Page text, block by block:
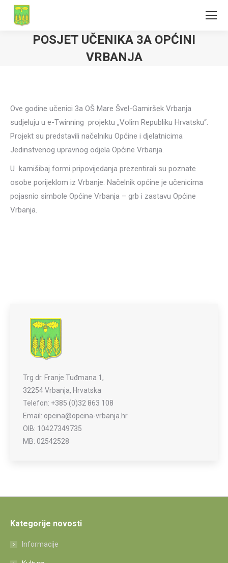
POSJET UČENIKA 3A OPĆINI
VRBANJA
Ove godine učenici 3a OŠ Mare Švel-Gamiršek Vrbanja
sudjeluju u e-Twinning projektu „Volim Republiku Hrvatsku“.
Projekt su predstavili načelniku Općine i djelatnicima
Jedinstvenog upravnog odjela Općine Vrbanja.
U kamišibaj formi pripovijedanja prezentirali su poznate
osobe porijeklom iz Vrbanje. Načelnik općine je učenicima
pojasnio simbole Općine Vrbanja – grb i zastavu Općine
Vrbanja.
Trg dr. Franje Tuđmana 1,
32254 Vrbanja, Hrvatska
Telefon: +385 (0)32 863 108
Email: opcina@opcina-vrbanja.hr
OIB: 10427349735
MB: 02542528
Kategorije novosti
Informacije